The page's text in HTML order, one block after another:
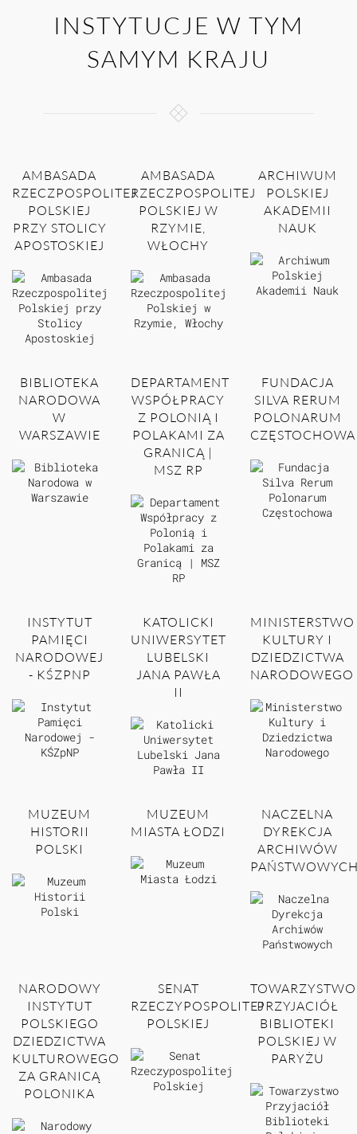
INSTYTUCJE W TYM
SAMYM KRAJU
AMBASADA
RZECZPOSPOLITEJ
POLSKIEJ
PRZY STOLICY
APOSTOSKIEJ
AMBASADA
RZECZPOSPOLITEJ
POLSKIEJ W
RZYMIE,
WŁOCHY
ARCHIWUM
POLSKIEJ
AKADEMII
NAUK
BIBLIOTEKA
NARODOWA
W
WARSZAWIE
DEPARTAMENT
WSPÓŁPRACY
Z POLONIĄ I
POLAKAMI ZA
GRANICĄ |
MSZ RP
FUNDACJA
SILVA RERUM
POLONARUM
CZĘSTOCHOWA
INSTYTUT
PAMIĘCI
NARODOWEJ
- KŚZPNP
KATOLICKI
UNIWERSYTET
LUBELSKI
JANA PAWŁA
II
MINISTERSTWO
KULTURY I
DZIEDZICTWA
NARODOWEGO
MUZEUM
HISTORII
POLSKI
MUZEUM
MIASTA ŁODZI
NACZELNA
DYREKCJA
ARCHIWÓW
NARODOWY
INSTYTUT
POLSKIEGO
DZIEDZICTWA
KULTUROWEGO
ZA GRANICĄ
POLONIKA
SENAT
RZECZYPOSPOLITEJ
POLSKIEJ
TOWARZYSTWO
PRZYJACIÓŁ
BIBLIOTEKI
POLSKIEJ W
PARYŻU